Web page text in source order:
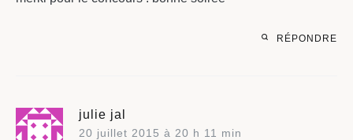
RÉPONDRE
julie jal
20 juillet 2015 à 20 h 11 min